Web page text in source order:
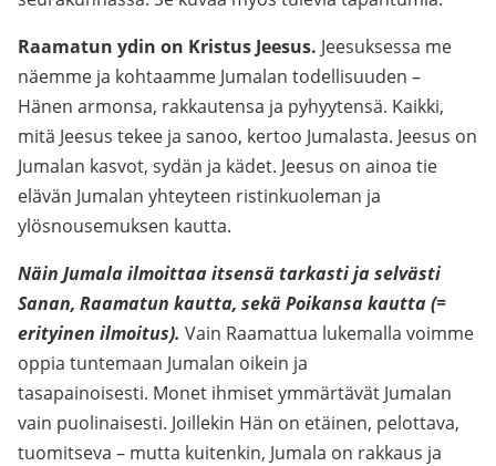
Raamatun ydin on Kristus Jeesus. Jeesuksessa me
näemme ja kohtaamme Jumalan todellisuuden –
Hänen armonsa, rakkautensa ja pyhyytensä. Kaikki,
mitä Jeesus tekee ja sanoo, kertoo Jumalasta. Jeesus on
Jumalan kasvot, sydän ja kädet. Jeesus on ainoa tie
elävän Jumalan yhteyteen ristinkuoleman ja
ylösnousemuksen kautta.
Näin Jumala ilmoittaa itsensä tarkasti ja selvästi
Sanan, Raamatun kautta, sekä Poikansa kautta (=
erityinen ilmoitus). Vain Raamattua lukemalla voimme
oppia tuntemaan Jumalan oikein ja
tasapainoisesti. Monet ihmiset ymmärtävät Jumalan
vain puolinaisesti. Joillekin Hän on etäinen, pelottava,
tuomitseva – mutta kuitenkin, Jumala on rakkaus ja